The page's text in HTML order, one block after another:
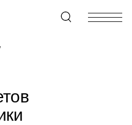
+7 (495) 967-80-80